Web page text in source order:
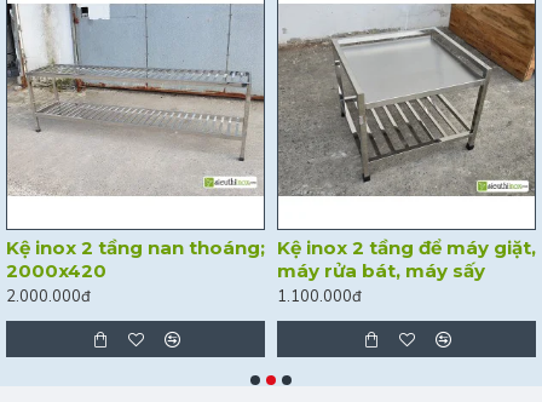
Kệ inox 2 tầng nan thoáng;
2000x420
2.000.000đ
Kệ inox 2 tầng để máy giặt,
máy rửa bát, máy sấy
1.100.000đ